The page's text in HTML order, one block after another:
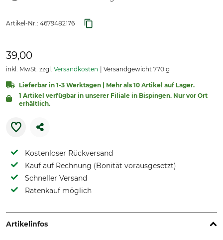
Artikel-Nr.: 4679482176
39,00
inkl. MwSt. zzgl. Versandkosten Versandgewicht 770 g
Lieferbar in 1-3 Werktagen | Mehr als 10 Artikel auf Lager.
1 Artikel verfügbar in unserer Filiale in Bispingen. Nur vor Ort
erhältlich.
Kostenloser Rückversand
Kauf auf Rechnung (Bonität vorausgesetzt)
Schneller Versand
Ratenkauf möglich
Artikelinfos